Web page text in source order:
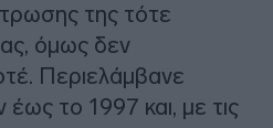
της τότε
όμως δεν
Περιελάμβανε
έως το 1997 και, με τις